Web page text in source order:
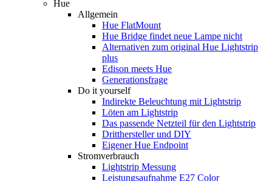
Hue
Allgemein
Hue FlatMount
Hue Bridge findet neue Lampe nicht
Alternativen zum original Hue Lightstrip
plus
Edison meets Hue
Generationsfrage
Do it yourself
Indirekte Beleuchtung mit Lightstrip
Löten am Lightstrip
Das passende Netzteil für den Lightstrip
Dritthersteller und DIY
Eigener Hue Endpoint
Stromverbrauch
Lightstrip Messung
Leistungsaufnahme E27 Color